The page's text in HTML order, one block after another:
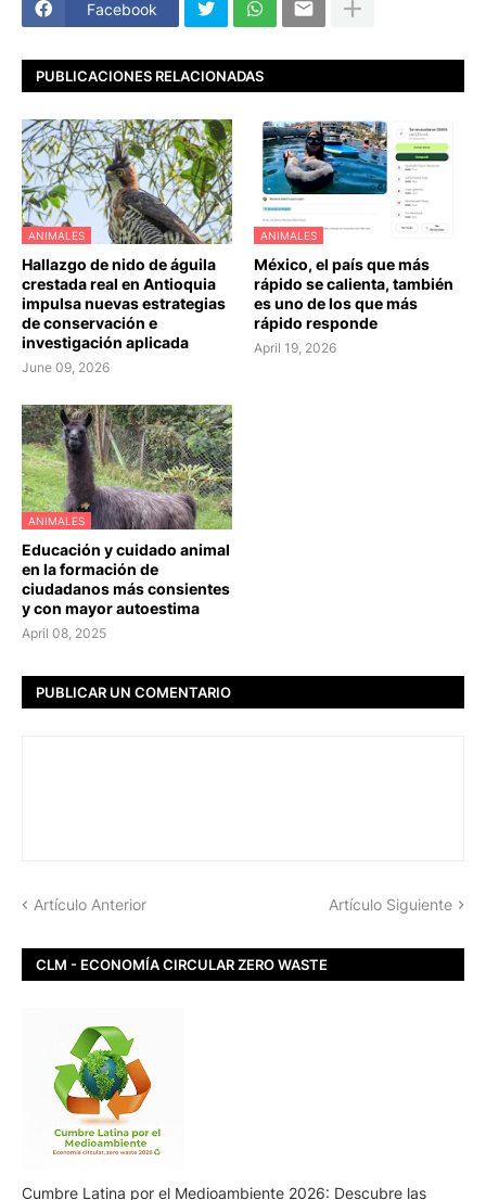
Facebook
PUBLICACIONES RELACIONADAS
ANIMALES
Hallazgo de nido de águila
crestada real en Antioquia
impulsa nuevas estrategias
de conservación e
investigación aplicada
June 09, 2026
ANIMALES
México, el país que más
rápido se calienta, también
es uno de los que más
rápido responde
April 19, 2026
ANIMALES
Educación y cuidado animal
en la formación de
ciudadanos más consientes
y con mayor autoestima
April 08, 2025
PUBLICAR UN COMENTARIO
Artículo Anterior Artículo Siguiente
CLM - ECONOMÍA CIRCULAR ZERO WASTE
Cumbre Latina por el Medioambiente 2026: Descubre las